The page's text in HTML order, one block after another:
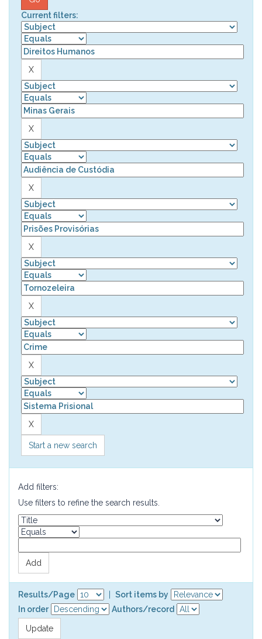
Current filters:
Start a new search
Add filters:
Use filters to refine the search results.
Results/Page
Sort items by
In order
Authors/record